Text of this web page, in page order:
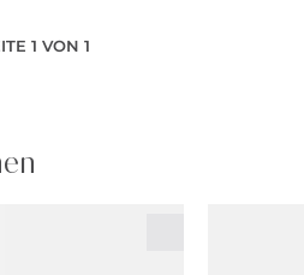
1 VON 1